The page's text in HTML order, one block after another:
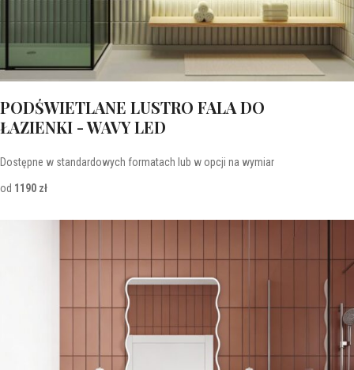
PODŚWIETLANE LUSTRO FALA DO
ŁAZIENKI - WAVY LED
Dostępne w standardowych formatach lub w opcji na wymiar
od 1190 zł